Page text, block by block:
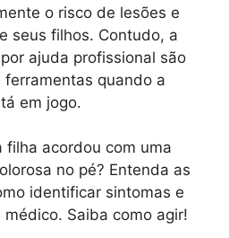
o risco de lesões e
seus filhos. Contudo, a
ajuda profissional são
ferramentas quando a
em jogo.
filha acordou com uma
no pé? Entenda as
identificar sintomas e
Saiba como agir!